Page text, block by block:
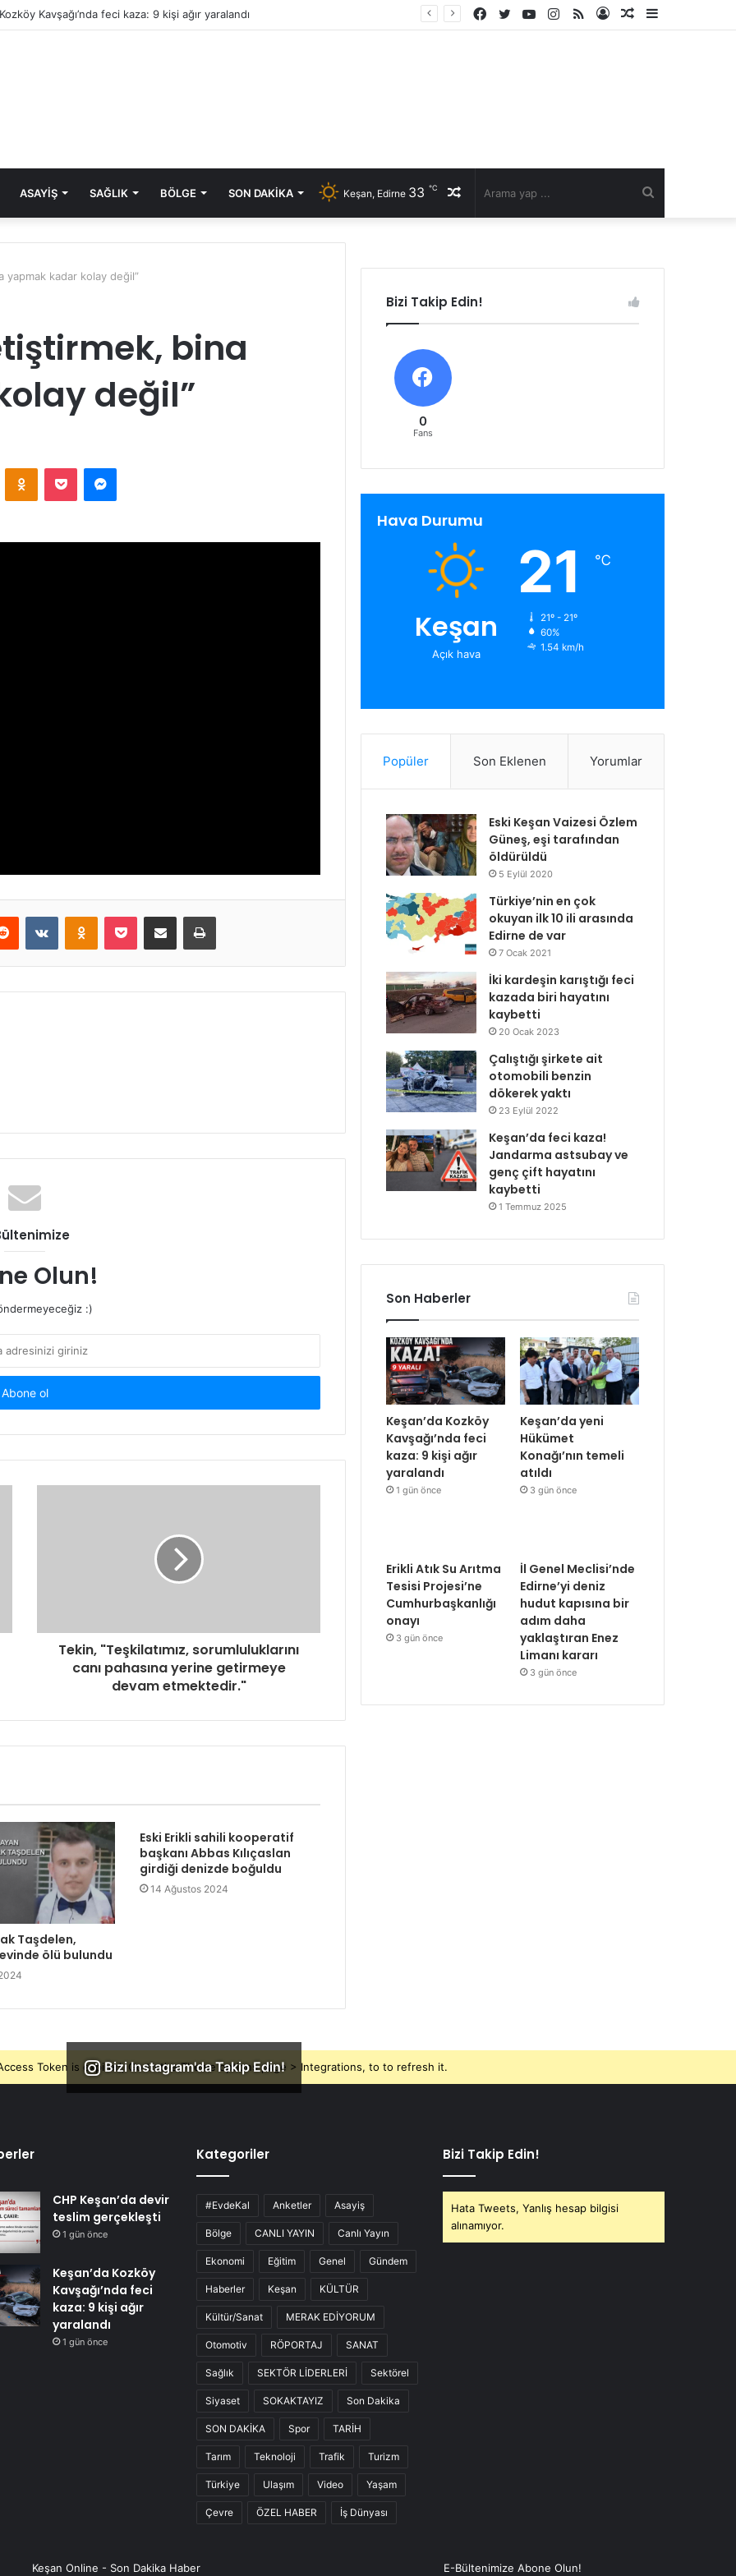
Kavşağı’nda feci kaza: 9 kişi ağır yaralandı
Rastgele
Kayıt
RSS
Instagram
YouTube
Twitter
Facebook
ASAYIŞ SAĞLIK BÖLGE SON DAKIKA Rastgele
Keşan, Edirne 33 ℃
yapmak kadar kolay değil”
bina
değil”
Olun!
:)
Tekin, "Teşkilatımız, sorumluluklarını
canı pahasına yerine getirmeye
devam etmektedir."
Taşdelen,
ölü bulundu
Eski Erikli sahili kooperatif
başkanı Abbas Kılıçaslan
girdiği denizde boğuldu
14 Ağustos 2024
Bizi Takip Edin!
0
Fans
Hava Durumu
Keşan
Açık hava
21 ℃
21º - 21º
60%
1.54 km/h
Popüler Son Eklenen Yorumlar
Eski Keşan Vaizesi Özlem
Güneş, eşi tarafından
öldürüldü
5 Eylül 2020
Türkiye’nin en çok
okuyan ilk 10 ili arasında
Edirne de var
7 Ocak 2021
İki kardeşin karıştığı feci
kazada biri hayatını
kaybetti
20 Ocak 2023
Çalıştığı şirkete ait
otomobili benzin
dökerek yaktı
23 Eylül 2022
Keşan’da feci kaza!
Jandarma astsubay ve
genç çift hayatını
kaybetti
1 Temmuz 2025
Son Haberler
Keşan’da Kozköy
Kavşağı’nda feci
kaza: 9 kişi ağır
yaralandı
1 gün önce
Keşan’da yeni
Hükümet
Konağı’nın temeli
atıldı
3 gün önce
Erikli Atık Su Arıtma
Tesisi Projesi’ne
Cumhurbaşkanlığı
onayı
3 gün önce
İl Genel Meclisi’nde
Edirne’yi deniz
hudut kapısına bir
adım daha
yaklaştıran Enez
Limanı kararı
3 gün önce
Bizi Instagram'da Takip Edin!
Token is expired, Go to the Theme options page > Integrations, to to refresh it.
CHP Keşan’da devir
teslim gerçekleşti
1 gün önce
Keşan’da Kozköy
Kavşağı’nda feci
kaza: 9 kişi ağır
yaralandı
1 gün önce
Kategoriler
#EvdeKal Anketler Asayiş
Bölge CANLI YAYIN Canlı Yayın
Ekonomi Eğitim Genel Gündem
Haberler Keşan KÜLTÜR
Kültür/Sanat MERAK EDİYORUM
Otomotiv RÖPORTAJ SANAT
Sağlık SEKTÖR LİDERLERİ Sektörel
Siyaset SOKAKTAYIZ Son Dakika
SON DAKİKA Spor TARİH
Tarım Teknoloji Trafik Turizm
Türkiye Ulaşım Video Yaşam
Çevre ÖZEL HABER İş Dünyası
Bizi Takip Edin!
Hata Tweets, Yanlış hesap bilgisi
alınamıyor.
Keşan Online - Son Dakika Haber E-Bültenimize Abone Olun!